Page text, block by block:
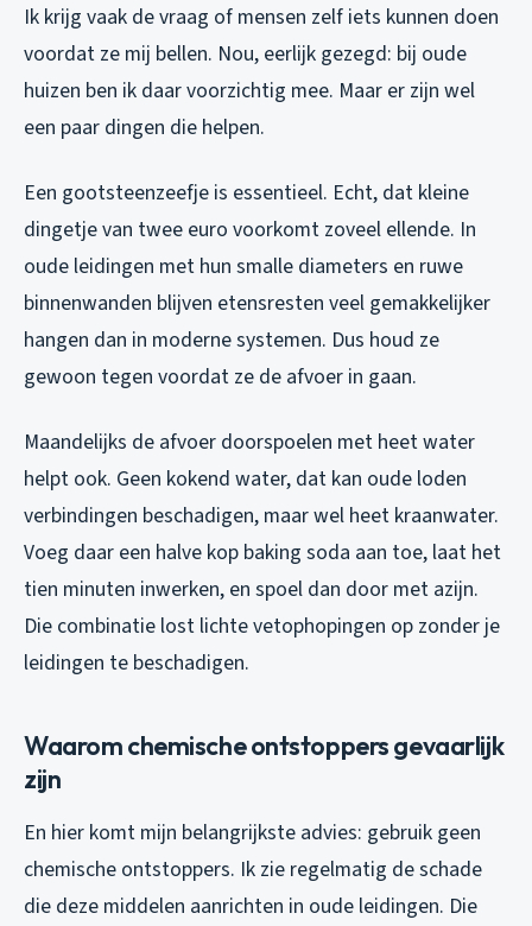
Ik krijg vaak de vraag of mensen zelf iets kunnen doen
voordat ze mij bellen. Nou, eerlijk gezegd: bij oude
huizen ben ik daar voorzichtig mee. Maar er zijn wel
een paar dingen die helpen.
Een gootsteenzeefje is essentieel. Echt, dat kleine
dingetje van twee euro voorkomt zoveel ellende. In
oude leidingen met hun smalle diameters en ruwe
binnenwanden blijven etensresten veel gemakkelijker
hangen dan in moderne systemen. Dus houd ze
gewoon tegen voordat ze de afvoer in gaan.
Maandelijks de afvoer doorspoelen met heet water
helpt ook. Geen kokend water, dat kan oude loden
verbindingen beschadigen, maar wel heet kraanwater.
Voeg daar een halve kop baking soda aan toe, laat het
tien minuten inwerken, en spoel dan door met azijn.
Die combinatie lost lichte vetophopingen op zonder je
leidingen te beschadigen.
Waarom chemische ontstoppers gevaarlijk
zijn
En hier komt mijn belangrijkste advies: gebruik geen
chemische ontstoppers. Ik zie regelmatig de schade
die deze middelen aanrichten in oude leidingen. Die